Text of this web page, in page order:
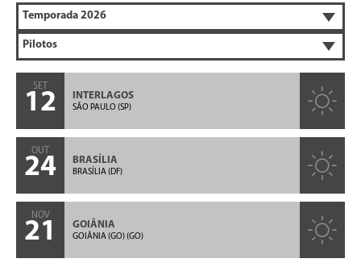
SET
12 INTERLAGOS
SÃO PAULO (SP)
OUT
24 BRASÍLIA
BRASÍLIA (DF)
NOV
21 GOIÂNIA
GOIÂNIA (GO) (GO)